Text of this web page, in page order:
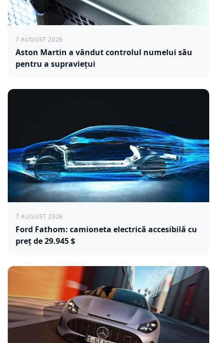
7 AUGUST 2026
Aston Martin a vândut controlul numelui său
pentru a supraviețui
7 AUGUST 2026
Ford Fathom: camioneta electrică accesibilă cu
preț de 29.945 $